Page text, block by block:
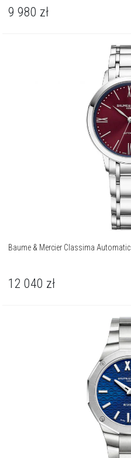
9 980 zł
Baume & Mercier Classima Automatic
12 040 zł